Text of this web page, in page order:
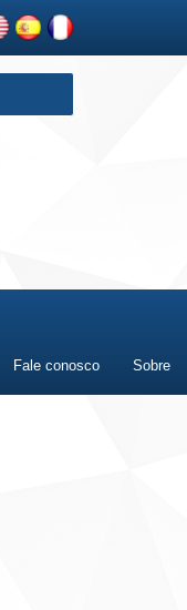
Fale conosco Sobre